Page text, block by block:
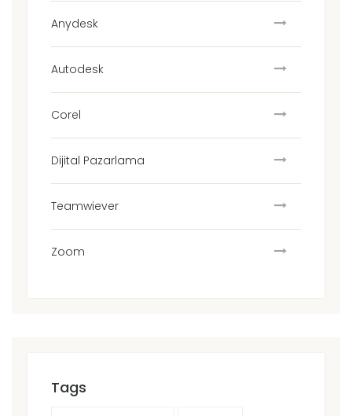
Anydesk
Autodesk
Corel
Dijital Pazarlama
Teamwiever
Zoom
Tags